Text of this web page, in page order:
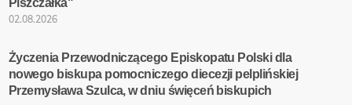
02.08.2026
Piszczałka"
Życzenia Przewodniczącego Episkopatu Polski dla
nowego biskupa pomocniczego diecezji pelplińskiej
Przemysława Szulca, w dniu święceń biskupich